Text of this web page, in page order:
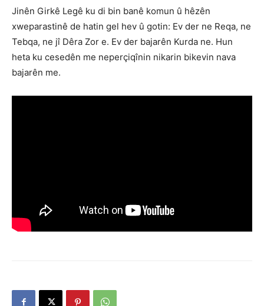
Jinên Girkê Legê ku di bin banê komun û hêzên
xweparastinê de hatin gel hev û gotin: Ev der ne Reqa, ne
Tebqa, ne jî Dêra Zor e. Ev der bajarên Kurda ne. Hun
heta ku cesedên me neperçiqînin nikarin bikevin nava
bajarên me.